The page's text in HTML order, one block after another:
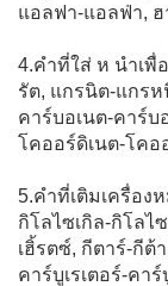
แอลฟา-แอลฟ่า, ฮ
4.คำที่ใส่ ห นำเพื่
รัต, แกรนิต-แกร
คาร์บอเนต-คาร์
โคออร์ดิเนต-โคอ
5.คำที่เติมเครื่อง
กิโลไซเกิล-กิโลไ
เฮิ้รตซ์, กีตาร์-กีต้
คาร์บูเรเตอร์-คาร์